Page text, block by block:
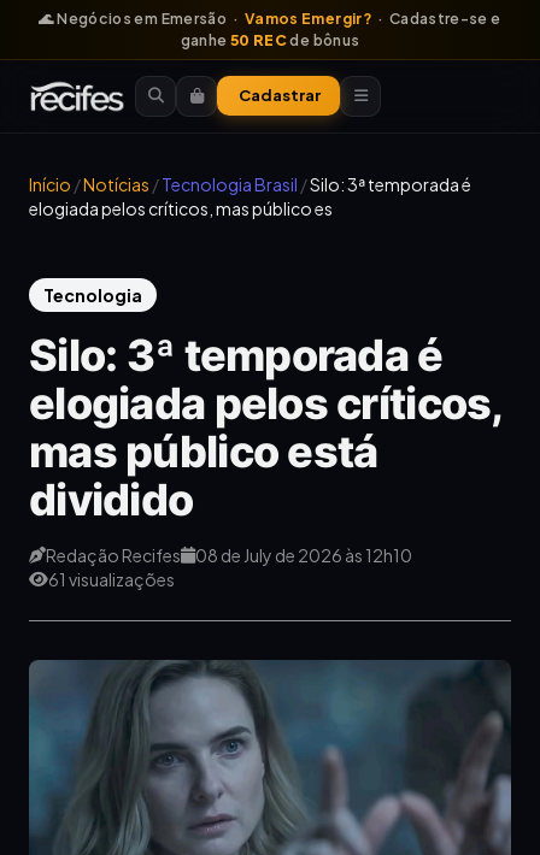
🌊 Negócios em Emersão · Vamos Emergir? · Cadastre-se e
ganhe50 RECde bônus
Cadastrar
Início /Notícias /Tecnologia Brasil /Silo: 3ª temporada é
elogiada pelos críticos, mas público es
Tecnologia
Silo: 3ª temporada é
elogiada pelos críticos,
mas público está
dividido
Redação Recifes
08 de July de 2026 às 12h10
61 visualizações